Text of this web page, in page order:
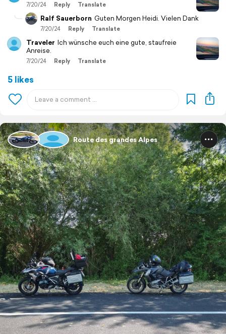
7/20/24 Reply Translate
Ralf Sauerborn Guten Morgen Heidi. Vielen Dank
7/20/24 Reply Translate
Traveler Ich wünsche euch eine gute, staufreie
Anreise.
7/20/24 Reply Translate
5 likes
Route des grandes Alpes